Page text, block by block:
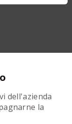
dell'azienda
la